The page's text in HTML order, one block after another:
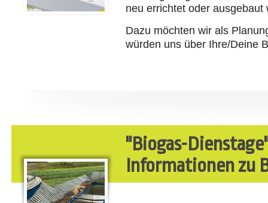
neu errichtet oder
Dazu möchten wir als
würden uns über Ihre/Deine
"Biogas-
Informationen zu